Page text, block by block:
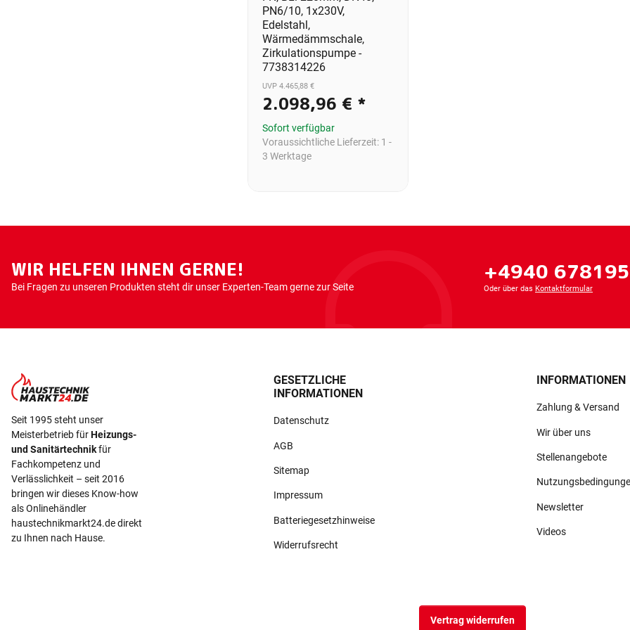
PN6/10, 1x230V,
Edelstahl,
Wärmedämmschale,
Zirkulationspumpe -
7738314226
UVP 4.465,88 €
2.098,96 € *
Sofort verfügbar
Voraussichtliche Lieferzeit: 1 -
3 Werktage
WIR HELFEN IHNEN GERNE!
Bei Fragen zu unseren Produkten steht dir unser Experten-Team gerne zur Seite
+4940
Oder über das Kontaktformular
Seit 1995 steht unser
Meisterbetrieb fürHeizungs-
und Sanitärtechnikfür
Fachkompetenz und
Verlässlichkeit – seit 2016
bringen wir dieses Know-how
als Onlinehändler
haustechnikmarkt24.de direkt
zu Ihnen nach Hause.
GESETZLICHE
INFORMATIONEN
Datenschutz
AGB
Sitemap
Impressum
Batteriegesetzhinweise
Widerrufsrecht
INFORMATIONEN
Zahlung & Versand
Wir über uns
Stellenangebote
Newsletter
Videos
Vertrag widerrufen